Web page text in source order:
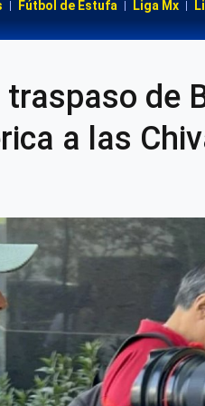
Fútbol de Estufa Liga Mx
traspaso de
a las